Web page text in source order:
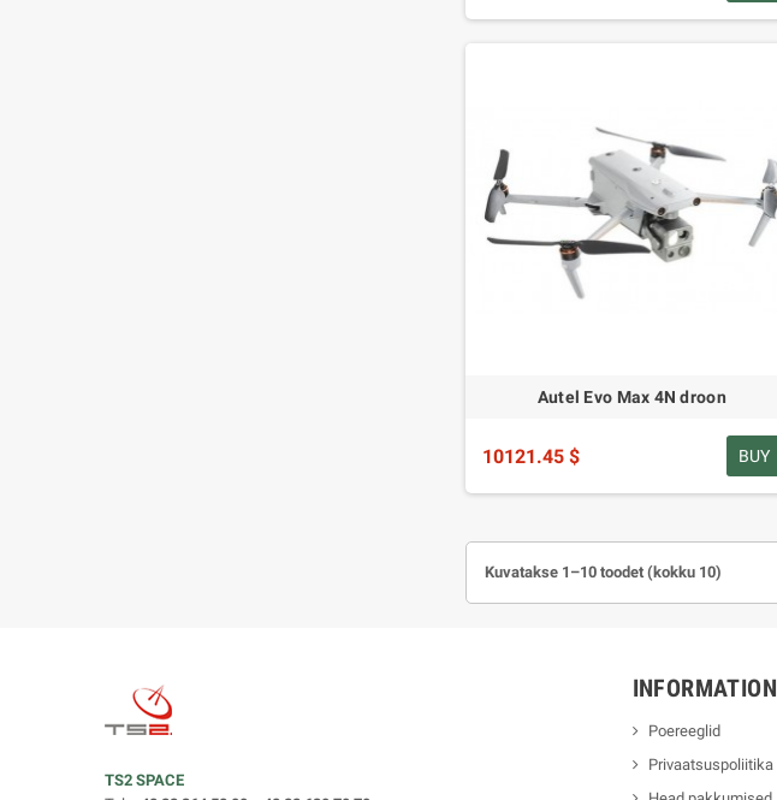
Autel Evo Max 4N droon
10121.45 $ BUY
Kuvatakse 1–10 toodet (kokku 10)
TS2 SPACE
INFORMATION
Poereeglid
Privaatsuspoliitika